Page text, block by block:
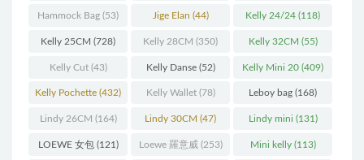
(216) (60)
Hammock Bag (53) Jige Elan (44) Kelly 24/24 (118)
Kelly 25CM (728) Kelly 28CM (350) Kelly 32CM (55)
Kelly Cut(43) Kelly Danse(52) Kelly Mini 20 (409)
Kelly Pochette (432) Kelly Wallet(78) Leboy bag (168)
Lindy 26CM (164) Lindy 30CM (47) Lindy mini (131)
LOEWE 女包(121) Loewe 羅意威(253) Mini kelly(113)